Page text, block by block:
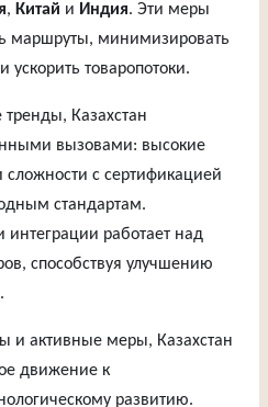
, Китай и Индия. Эти меры
маршруты, минимизировать
товаропотоки.
Казахстан
вызовами: высокие
сложности с сертификацией
стандартам.
интеграции работает над
способствуя улучшению
и активные меры, Казахстан
движение к
развитию.